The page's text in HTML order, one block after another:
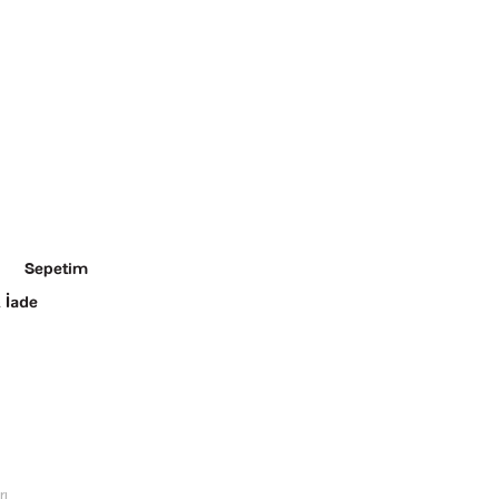
Sepetim
İade